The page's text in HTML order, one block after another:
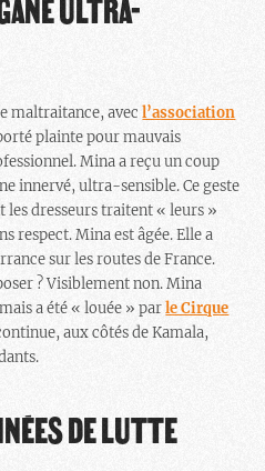
ULTRA-
maltraitance, avecl’association
plainte pour mauvais
Mina a reçu un coup
innervé, ultra-sensible. Ce geste
les dresseurs traitent « leurs »
respect. Mina est âgée. Elle a
sur les routes de France.
? Visiblement non. Mina
mais a été « louée » parle Cirque
aux côtés de Kamala,
DE LUTTE